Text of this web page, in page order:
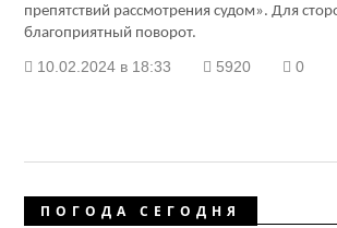
препятствий рассмотрения судом». Для
благоприятный поворот.
10.02.2024 в 18:33 5920 0
ПОГОДА СЕГОДНЯ